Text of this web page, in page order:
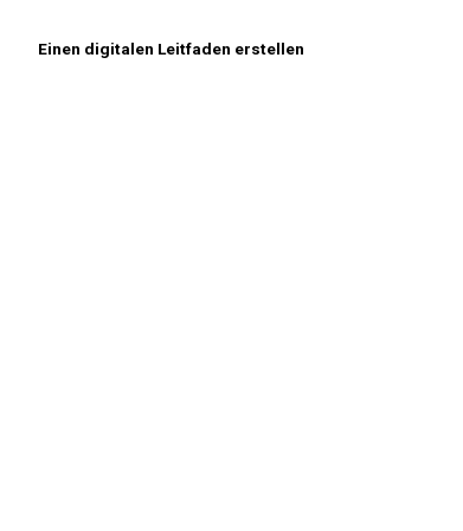
Einen digitalen Leitfaden erstellen